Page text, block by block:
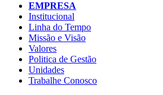
EMPRESA
Institucional
Linha do Tempo
Missão e Visão
Valores
Politica de Gestão
Unidades
Trabalhe Conosco